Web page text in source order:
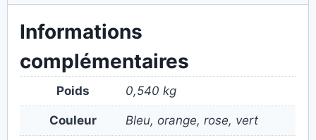
Informations
complémentaires
Poids 0,540 kg
Couleur Bleu, orange, rose, vert